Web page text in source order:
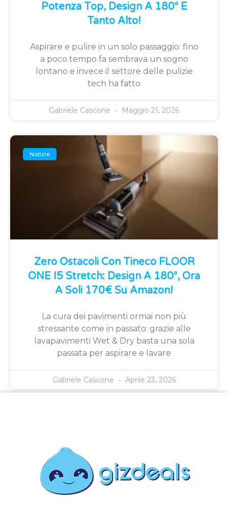
Potenza Top, Design A 180° E
Tanto Alto!
Aspirare e pulire in un solo passaggio: fino
a poco tempo fa sembrava un sogno
lontano e invece il settore delle pulizie
tech ha fatto
Gabriele Cascone Maggio 21, 2026
Notizie
Zero Ostacoli Con Tineco FLOOR
ONE I5 Stretch: Design A 180°, Ora
A Soli 170€ Su Amazon!
La cura dei pavimenti ormai non più
stressante come in passato: grazie alle
lavapavimenti Wet & Dry basta una sola
passata per aspirare e lavare
Gabriele Cascone Aprile 23, 2026